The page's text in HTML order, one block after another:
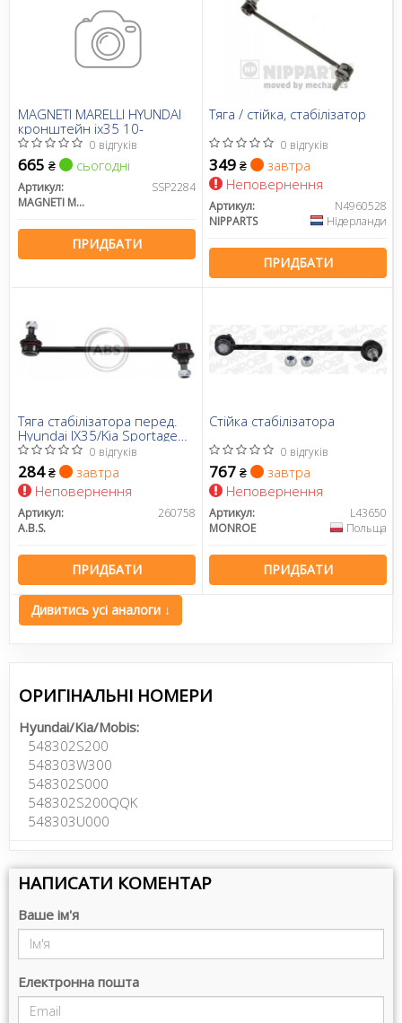
MAGNETI MARELLI HYUNDAI
кронштейн ix35 10-
0 відгуків
665 ₴ сьогодні
Артикул:
SSP2284
MAGNETI MARELLI
ПРИДБАТИ
Тяга / стійка, стабілізатор
0 відгуків
349 ₴
завтра
Неповернення
Артикул:
N4960528
NIPPARTS
Нідерланди
ПРИДБАТИ
Тяга стабілізатора перед.
Hyundai IX35/Kia Sportage
10-
0 відгуків
284₴
завтра
Неповернення
Артикул:
260758
A.B.S.
ПРИДБАТИ
Стійка стабілізатора
0 відгуків
767 ₴
завтра
Неповернення
Артикул:
L43650
MONROE
Польща
ПРИДБАТИ
Дивитись усі аналоги ↓
ОРИГІНАЛЬНІ НОМЕРИ
Hyundai/Kia/Mobis:
548302S200
548303W300
548302S000
548302S200QQK
548303U000
НАПИСАТИ КОМЕНТАР
Ваше ім'я
Електронна пошта